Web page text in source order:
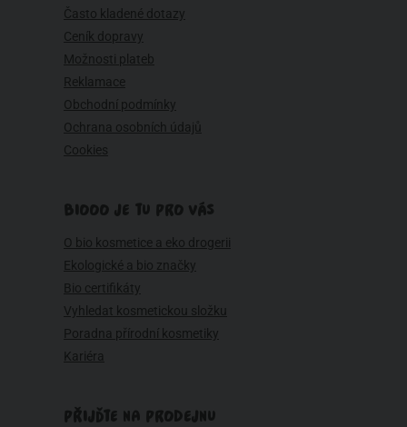
Často kladené dotazy
Ceník dopravy
Možnosti plateb
Reklamace
Obchodní podmínky
Ochrana osobních údajů
Cookies
BIOOO JE TU PRO VÁS
O bio kosmetice a eko drogerii
Ekologické a bio značky
Bio certifikáty
Vyhledat kosmetickou složku
Poradna přírodní kosmetiky
Kariéra
PŘIJĎTE NA PRODEJNU